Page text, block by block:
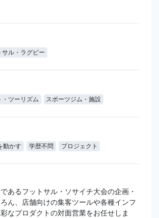
ル・ラグビー
・ツーリズム スポーツジム・施設
動かす 学歴不問 プロジェクト
あるフットサル・ソサイチ大会の企画・
ん、店舗向けの集客ツールや各種インフ
なプロダクトの対面営業をお任せしま